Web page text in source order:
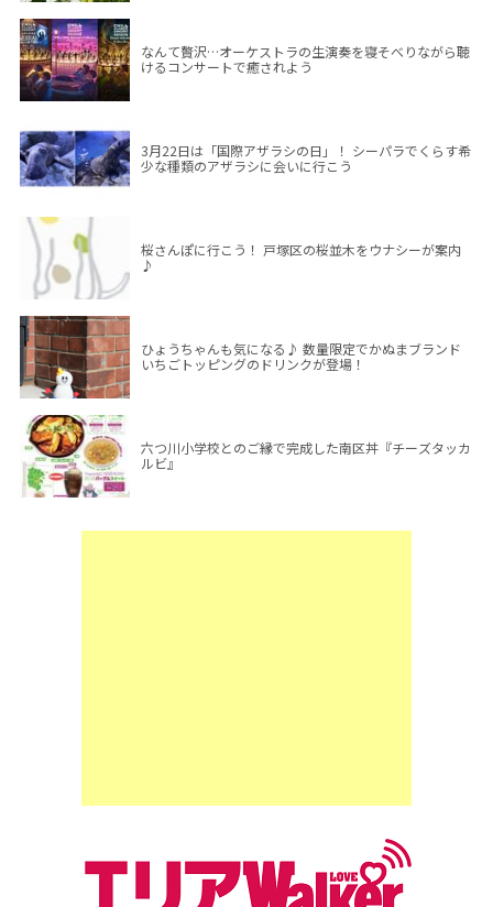
なんて贅沢…オーケストラの生演奏を寝そべりながら聴
けるコンサートで癒されよう
3月22日は「国際アザラシの日」！ シーパラでくらす希
少な種類のアザラシに会いに行こう
桜さんぽに行こう！ 戸塚区の桜並木をウナシーが案内
♪
ひょうちゃんも気になる♪ 数量限定でかぬまブランド
いちごトッピングのドリンクが登場！
六つ川小学校とのご縁で完成した南区丼『チーズタッカ
ルビ』